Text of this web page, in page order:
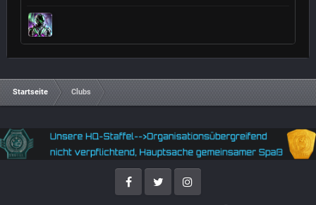
Startseite Clubs
FacebookTwitter Instagram